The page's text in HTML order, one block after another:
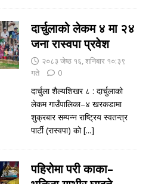
दार्चुलाको लेकम ४ मा २४
जना रास्वपा प्रवेश
२०८३ जेष्ठ १६, शनिबार १०:३९
गते
0
दार्चुला शैल्यशिखर ८ : दार्चुलाको
लेकम गाउँपालिका–४ खरकडामा
शुक्रबार सम्पन्न राष्ट्रिय स्वतन्त्र
पार्टी (रास्वपा) को[...]
पहिरोमा परी काका–